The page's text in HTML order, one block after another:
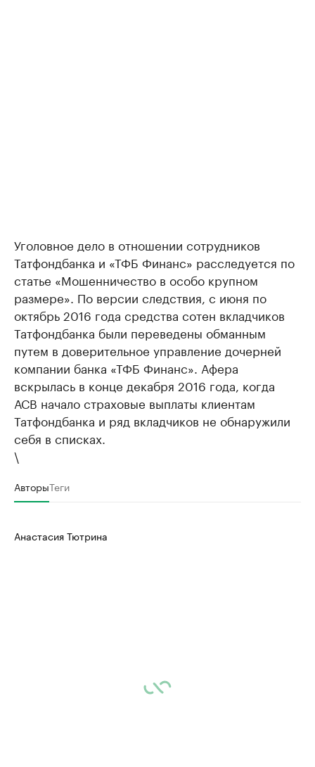
Уголовное дело в отношении сотрудников
Татфондбанка и «ТФБ Финанс» расследуется по
статье «Мошенничество в особо крупном
размере». По версии следствия, с июня по
октябрь 2016 года средства сотен вкладчиков
Татфондбанка были переведены обманным
путем в доверительное управление дочерней
компании банка «ТФБ Финанс». Афера
вскрылась в конце декабря 2016 года, когда
АСВ начало страховые выплаты клиентам
Татфондбанка и ряд вкладчиков не обнаружили
себя в списках.
\
АвторыТеги
Анастасия Тютрина